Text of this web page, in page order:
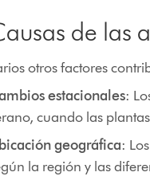
de las
otros factores
estacionales:
cuando las
geográfica:
la región y las